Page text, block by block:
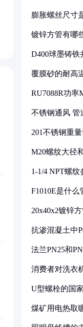
膨胀螺丝尺寸
镀锌方管有哪
D400球墨铸铁
覆膜砂的耐高
RU7088R功率
不锈钢通风 管
201不锈钢重
M20螺纹大径
1-1/4 NPT螺
F1010E是什么
20x40x2镀锌
抗渗混凝土中
法兰PN25和
消费者对洗衣
U型螺栓的国
煤矿用电热取